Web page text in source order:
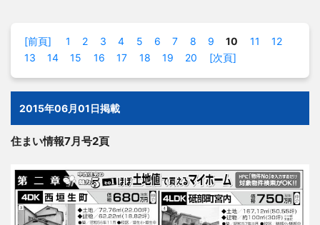
[前頁] 1 2 3 4 5 6 7 8 9 10 11
12
13
14 15 16 17 18 19 20 [次頁]
2015年06月01日掲載
住まい情報7月号2頁